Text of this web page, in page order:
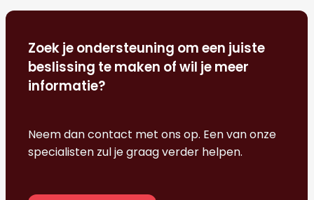
Zoek je ondersteuning om een juiste
beslissing te maken of wil je meer
informatie?
Neem dan contact met ons op. Een van onze
specialisten zul je graag verder helpen.